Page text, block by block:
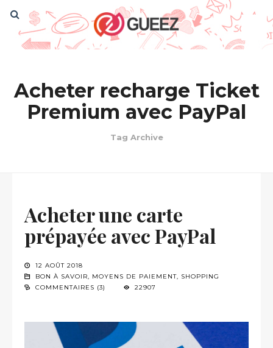
Acheter recharge Ticket
Premium avec PayPal
Tag Archive
Acheter une carte
prépayée avec PayPal
12 AOÛT 2018
BON À SAVOIR, MOYENS DE PAIEMENT, SHOPPING
COMMENTAIRES (3)
22907